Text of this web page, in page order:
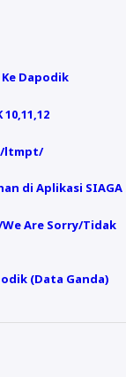
Dapodik
ltmpt/
di Aplikasi SIAGA
Are Sorry/Tidak
(Data Ganda)